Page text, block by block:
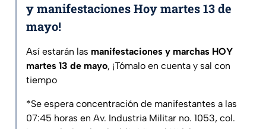
y manifestaciones Hoy martes 13 de
mayo!
Así estarán las manifestaciones y marchas HOY
martes 13 de mayo, ¡Tómalo en cuenta y sal con
tiempo
*Se espera concentración de manifestantes a las
07:45 horas en Av. Industria Militar no. 1053, col.